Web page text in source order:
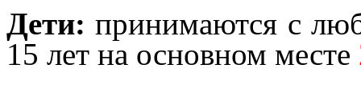
Дети: принимаются с
15 лет на основном месте